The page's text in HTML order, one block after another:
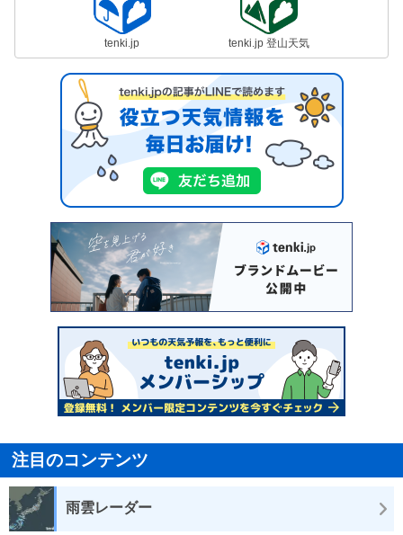
tenki.jp tenki.jp 登山天気
注目のコンテンツ
雨雲レーダー